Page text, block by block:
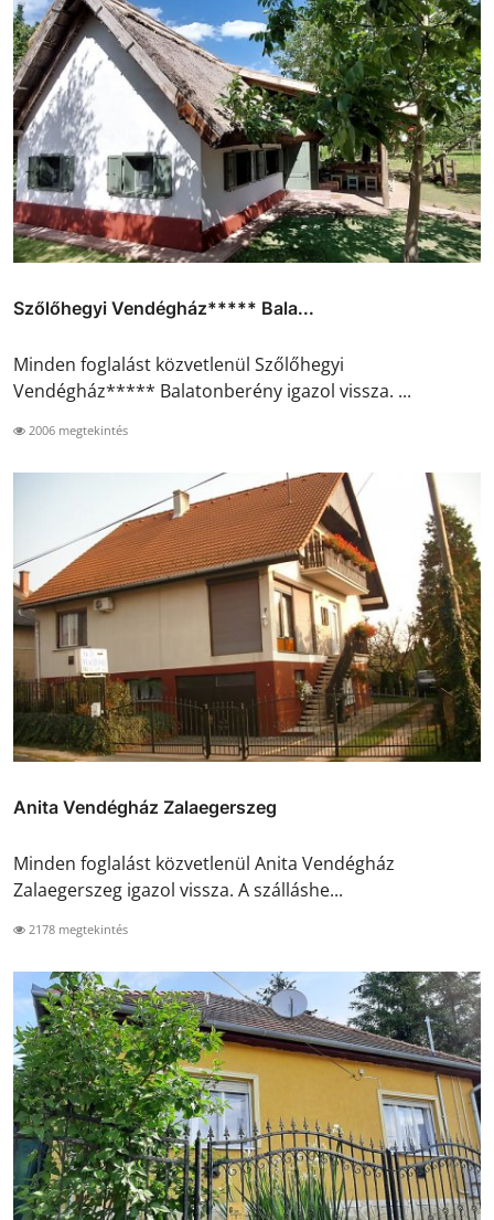
Szőlőhegyi Vendégház***** Bala...
Minden foglalást közvetlenül Szőlőhegyi
Vendégház***** Balatonberény igazol vissza. ...
2006 megtekintés
Anita Vendégház Zalaegerszeg
Minden foglalást közvetlenül Anita Vendégház
Zalaegerszeg igazol vissza. A szálláshe...
2178 megtekintés